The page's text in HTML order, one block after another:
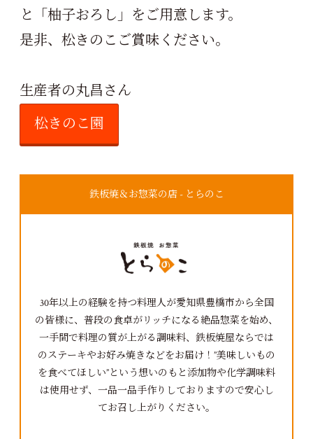
と「柚子おろし」をご用意します。
是非、松きのこご賞味ください。
生産者の丸昌さん
松きのこ園
鉄板焼＆お惣菜の店 - とらのこ
30年以上の経験を持つ料理人が愛知県豊橋市から全国
の皆様に、普段の食卓がリッチになる絶品惣菜を始め、
一手間で料理の質が上がる調味料、鉄板焼屋ならでは
のステーキやお好み焼きなどをお届け！”美味しいもの
を食べてほしい”という想いのもと添加物や化学調味料
は使用せず、一品一品手作りしておりますので安心し
てお召し上がりください。